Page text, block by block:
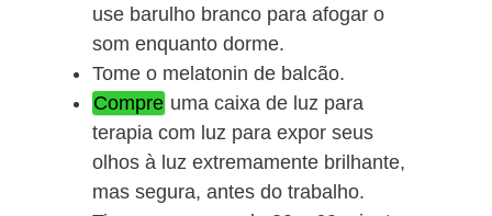
use barulho branco para afogar o
som enquanto dorme.
Tome o melatonin de balcão.
Compre uma caixa de luz para
terapia com luz para expor seus
olhos à luz extremamente brilhante,
mas segura, antes do trabalho.